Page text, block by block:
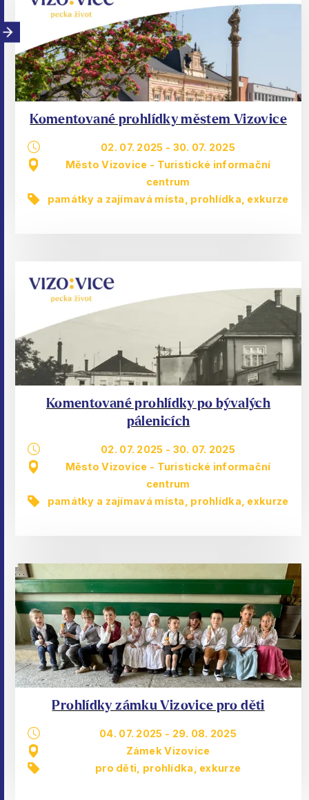
Komentované prohlídky městem Vizovice
02. 07. 2025 - 30. 07. 2025
Město Vizovice - Turistické informační
centrum
památky a zajímavá místa
prohlídka, exkurze
Komentované prohlídky po bývalých
pálenicích
02. 07. 2025 - 30. 07. 2025
Město Vizovice - Turistické informační
centrum
památky a zajímavá místa
prohlídka, exkurze
Prohlídky zámku Vizovice pro děti
04. 07. 2025 - 29. 08. 2025
Zámek Vizovice
pro děti prohlídka, exkurze